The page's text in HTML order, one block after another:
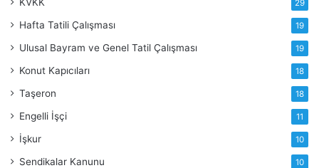
29
Hafta Tatili Çalışması 19
Ulusal Bayram ve Genel Tatil Çalışması 19
Konut Kapıcıları 18
Taşeron 18
Engelli İşçi 11
İşkur 10
Sendikalar Kanunu 10